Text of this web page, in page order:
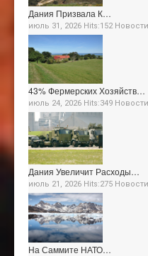
Дания Призвала К…
июль 31, 2026 Hits:152 Новости
43% Фермерских Хозяйств…
июль 24, 2026 Hits:349 Новости
Дания Увеличит Расходы…
июль 21, 2026 Hits:275 Новости
На Саммите НАТО…